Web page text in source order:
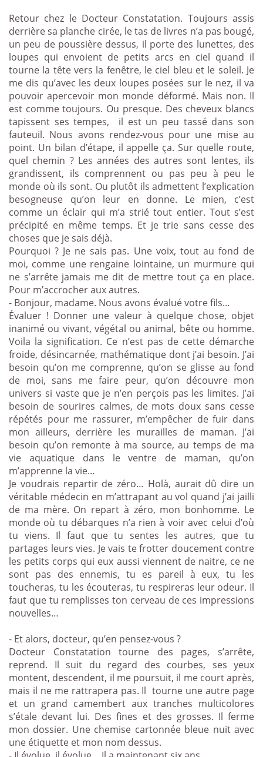
Retour chez le Docteur Constatation. Toujours assis
derrière sa planche cirée, le tas de livres n’a pas bougé,
un peu de poussière dessus, il porte des lunettes, des
loupes qui envoient de petits arcs en ciel quand il
tourne la tête vers la fenêtre, le ciel bleu et le soleil. Je
me dis qu’avec les deux loupes posées sur le nez, il va
pouvoir apercevoir mon monde déformé. Mais non. Il
est comme toujours. Ou presque. Des cheveux blancs
tapissent ses tempes,
il est un peu tassé dans son
fauteuil. Nous avons rendez-vous pour une mise au
point. Un bilan d’étape, il appelle ça. Sur quelle route,
quel chemin ? Les années des autres sont lentes, ils
grandissent, ils comprennent ou pas peu à peu le
monde où ils sont. Ou plutôt ils admettent l’explication
besogneuse qu’on leur en donne. Le mien, c’est
comme un éclair qui m’a strié tout entier. Tout s’est
précipité en même temps. Et je trie sans cesse des
choses que je sais déjà.
Pourquoi ? Je ne sais pas. Une voix, tout au fond de
moi, comme une rengaine lointaine, un murmure qui
ne s’arrête jamais me dit de mettre tout ça en place.
Pour m’accrocher aux autres.
- Bonjour, madame. Nous avons évalué votre fils…
Évaluer ! Donner une valeur à quelque chose, objet
inanimé ou vivant, végétal ou animal, bête ou homme.
Voila la signification. Ce n’est pas de cette démarche
froide, désincarnée, mathématique dont j’ai besoin. J’ai
besoin qu’on me comprenne, qu’on se glisse au fond
de moi, sans me faire peur, qu’on découvre mon
univers si vaste que je n’en perçois pas les limites. J’ai
besoin de sourires calmes, de mots doux sans cesse
répétés pour me rassurer, m’empêcher de fuir dans
mon ailleurs, derrière les murailles de maman. J’ai
besoin qu’on remonte à ma source, au temps de ma
vie aquatique dans le ventre de maman, qu’on
m’apprenne la vie…
Je voudrais repartir de zéro… Holà, aurait dû dire un
véritable médecin en m’attrapant au vol quand j’ai jailli
de ma mère. On repart à zéro, mon bonhomme. Le
monde où tu débarques n’a rien à voir avec celui d’où
tu viens. Il faut que tu sentes les autres, que tu
partages leurs vies. Je vais te frotter doucement contre
les petits corps qui eux aussi viennent de naitre, ce ne
sont pas des ennemis, tu es pareil à eux, tu les
toucheras, tu les écouteras, tu respireras leur odeur. Il
faut que tu remplisses ton cerveau de ces impressions
nouvelles…
- Et alors, docteur, qu’en pensez-vous ?
Docteur Constatation tourne des pages, s’arrête,
reprend. Il suit du regard des courbes, ses yeux
montent, descendent, il me poursuit, il me court après,
mais il ne me rattrapera pas. Il tourne une autre page
et un grand camembert aux tranches multicolores
s’étale devant lui. Des fines et des grosses. Il ferme
mon dossier. Une chemise cartonnée bleue nuit avec
une étiquette et mon nom dessus.